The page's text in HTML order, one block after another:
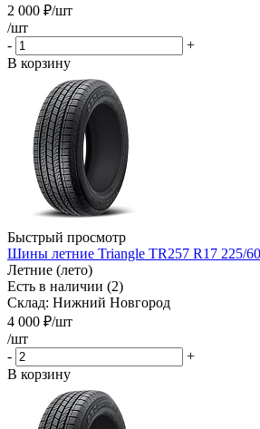
2 000 ₽/шт
/шт
-
+
В корзину
Быстрый просмотр
Шины летние Triangle TR257 R17 225/
Летние (лето)
Есть в наличии (2)
Склад: Нижний Новгород
4 000 ₽/шт
/шт
-
+
В корзину